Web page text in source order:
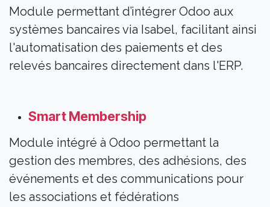
Module permettant d’intégrer Odoo aux
systèmes bancaires via Isabel, facilitant ainsi
l'automatisation des paiements et des
relevés bancaires directement dans l'ERP.
Smart Membership​
Module intégré à Odoo permettant la
gestion des membres, des adhésions, des
événements et des communications pour
les associations et fédérations